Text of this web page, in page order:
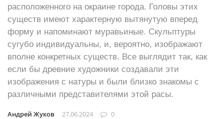
расположенного на окраине города. Головы этих
существ имеют характерную вытянутую вперед
форму и напоминают муравьиные. Скульптуры
сугубо индивидуальны, и, вероятно, изображают
вполне конкретных существ. Все выглядит так, как
если бы древние художники создавали эти
изображения с натуры и были близко знакомы с
различными представителями этой расы.
Андрей Жуков 27.06.2024 0